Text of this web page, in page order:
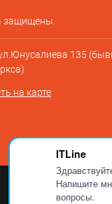
ITLine
Напишите
вопросы.
защищены.
135
на карте